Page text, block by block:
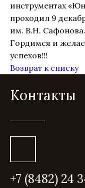
инструментах
проходил 9
им. В.Н. Сафонова.
Гордимся и
успехов!!!
Возврат к списку
Контакты
+7 (8482) 24